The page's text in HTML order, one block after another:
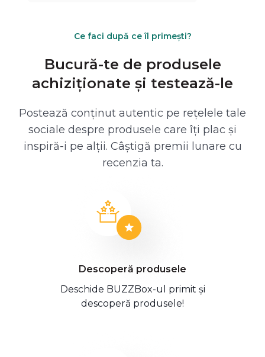
Ce faci după ce îl primești?
Bucură-te de produsele
achiziționate și testează-le
Postează conținut autentic pe rețelele tale
sociale despre produsele care îți plac și
inspiră-i pe alții. Câștigă premii lunare cu
recenzia ta.
Descoperă produsele
Deschide BUZZBox-ul primit și
descoperă produsele!